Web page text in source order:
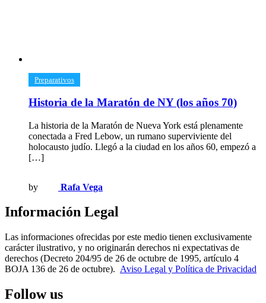
​Preparativos
Historia de la Maratón de NY (los años 70)
La historia de la Maratón de Nueva York está plenamente
conectada a Fred Lebow, un rumano superviviente del
holocausto judío. Llegó a la ciudad en los años 60, empezó a
[…]
by Rafa Vega
Información Legal
Las informaciones ofrecidas por este medio tienen exclusivamente
carácter ilustrativo, y no originarán derechos ni expectativas de
derechos (Decreto 204/95 de 26 de octubre de 1995, artículo 4
BOJA 136 de 26 de octubre). Aviso Legal y Política de Privacidad
Follow us